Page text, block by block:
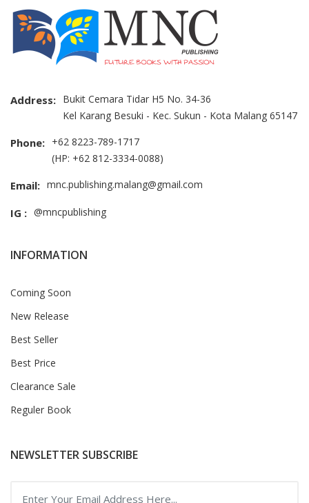
Address: Bukit Cemara Tidar H5 No. 34-36
Kel Karang Besuki - Kec. Sukun - Kota Malang 65147
Phone: +62 8223-789-1717
(HP: +62 812-3334-0088)
Email: mnc.publishing.malang@gmail.com
IG : @mncpublishing
INFORMATION
Coming Soon
New Release
Best Seller
Best Price
Clearance Sale
Reguler Book
NEWSLETTER SUBSCRIBE